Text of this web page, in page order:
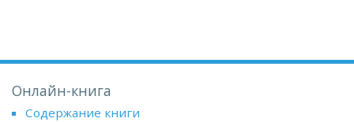
Онлайн-книга
Содержание книги